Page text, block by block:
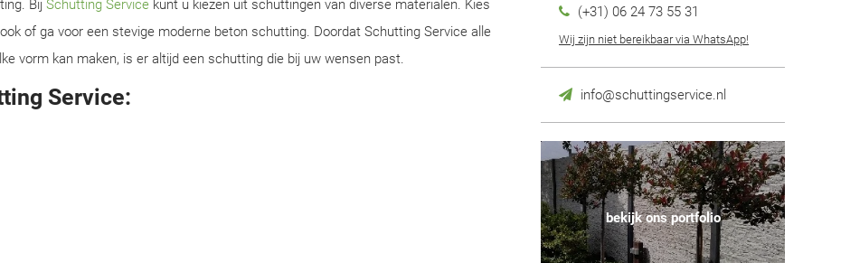
Bij Schutting Service kunt u kiezen uit schuttingen van diverse materialen. Kies
of ga voor een stevige moderne beton schutting. Doordat Schutting Service alle
vorm kan maken, is er altijd een schutting die bij uw wensen past.
Service:
(+31) 06 24 73 55 31
Wij zijn niet bereikbaar via WhatsApp!
info@schuttingservice.nl
bekijk ons portfolio